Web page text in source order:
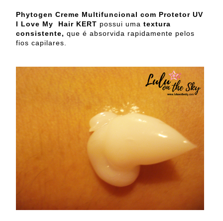
Phytogen Creme Multifuncional com Protetor UV
I Love My Hair KERT possui uma textura
consistente, que é absorvida rapidamente pelos
fios capilares.